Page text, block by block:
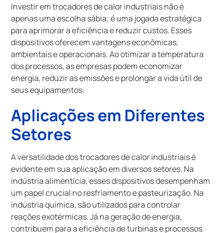
Investir em trocadores de calor industriais não é
apenas uma escolha sábia; é uma jogada estratégica
para aprimorar a eficiência e reduzir custos. Esses
dispositivos oferecem vantagens econômicas,
ambientais e operacionais. Ao otimizar a temperatura
dos processos, as empresas podem economizar
energia, reduzir as emissões e prolongar a vida útil de
seus equipamentos.
Aplicações em Diferentes
Setores
A versatilidade dos trocadores de calor industriais é
evidente em sua aplicação em diversos setores. Na
indústria alimentícia, esses dispositivos desempenham
um papel crucial no resfriamento e pasteurização. Na
indústria química, são utilizados para controlar
reações exotérmicas. Já na geração de energia,
contribuem para a eficiência de turbinas e processos